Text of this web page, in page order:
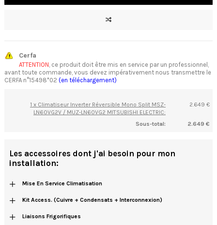
Cerfa
ATTENTION , ce produit doit être mis en service par un professionnel,
avant toute commande, vous devez impérativement nous transmettre le
CERFA n°15498*02 (en téléchargement)
1 x Climatiseur Inverter Réversible Mono Split MSZ-
LN60VG2V / MUZ-LN60VG2 MITSUBISHI ELECTRIC:
2.649 €
Sous-total: 2.649 €
Les accessoires dont j'ai besoin pour mon
installation:
+ Mise En Service Climatisation
+ Kit Access. (cuivre + Condensats + Interconnexion)
+ Liaisons Frigorifiques